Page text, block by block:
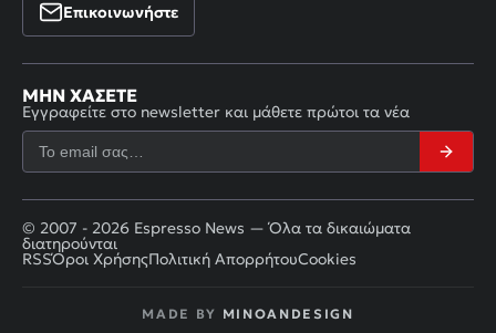
Επικοινωνήστε
ΜΗΝ ΧΆΣΕΤΕ
Εγγραφείτε στο newsletter και μάθετε πρώτοι τα νέα
© 2007 - 2026 Espresso News — Όλα τα δικαιώματα
διατηρούνται
RSSΌροι ΧρήσηςΠολιτική ΑπορρήτουCookies
MADE BY MINOANDESIGN